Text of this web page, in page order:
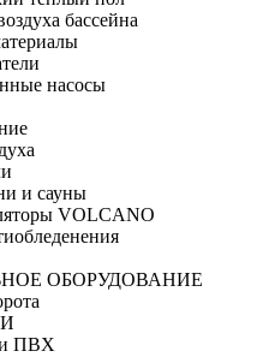
бассейна
насосы
и сауны
VOLCANO
ОБОРУДОВАНИЕ
ПВХ